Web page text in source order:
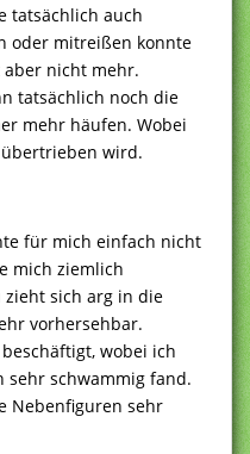
tatsächlich auch
oder mitreißen konnte
nicht mehr.
tatsächlich noch die
mehr häufen. Wobei
wird.
für mich einfach nicht
mich ziemlich
sich arg in die
vorhersehbar.
wobei ich
sehr schwammig fand.
Nebenfiguren sehr